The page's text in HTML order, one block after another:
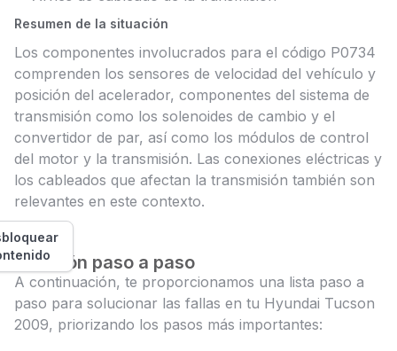
Resumen de la situación
Los componentes involucrados para el código P0734
comprenden los sensores de velocidad del vehículo y
posición del acelerador, componentes del sistema de
transmisión como los solenoides de cambio y el
convertidor de par, así como los módulos de control
del motor y la transmisión. Las conexiones eléctricas y
los cableados que afectan la transmisión también son
relevantes en este contexto.
Solución paso a paso
A continuación, te proporcionamos una lista paso a
paso para solucionar las fallas en tu Hyundai Tucson
2009, priorizando los pasos más importantes: